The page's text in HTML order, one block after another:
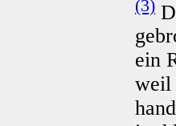
(3)
ein
weil